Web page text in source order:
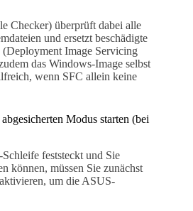
Checker) überprüft dabei alle
und ersetzt beschädigte
Image Servicing
das Windows-Image selbst
wenn SFC allein keine
Modus starten (bei
feststeckt und Sie
können, müssen Sie zunächst
aktivieren, um die ASUS-